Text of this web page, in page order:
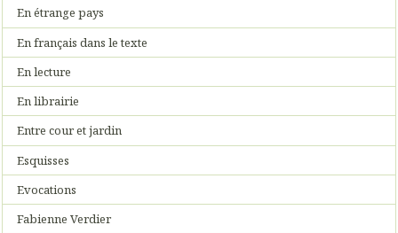
En étrange pays
En français dans le texte
En lecture
En librairie
Entre cour et jardin
Esquisses
Evocations
Fabienne Verdier